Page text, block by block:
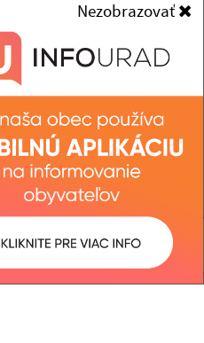
Nezobrazovať
info@obeclukacovce.eu
+421 57 488 54 41
IČO: 00323217